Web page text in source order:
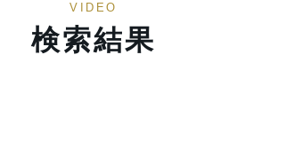
VIDEO
検索結果